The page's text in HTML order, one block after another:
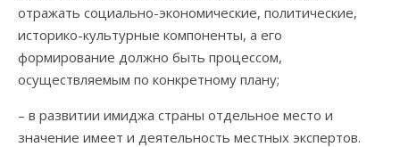
отражать социально-экономические, политические,
историко-культурные компоненты, а его
формирование должно быть процессом,
осуществляемым по конкретному плану;
– в развитии имиджа страны отдельное место и
значение имеет и деятельность местных экспертов.